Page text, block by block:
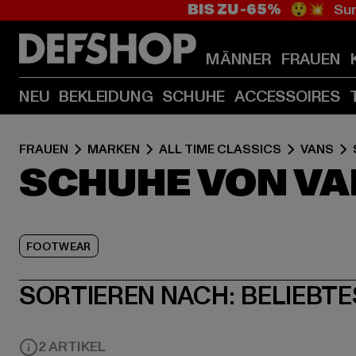
BIS ZU -65% 😲💥
MÄNNER FRAUEN
NEU BEKLEIDUNG SCHUHE ACCESSOIRES
FRAUEN MARKEN ALL TIME CLASSICS VANS
SCHUHE VON
FOOTWEAR
SORTIEREN NACH:
2 ARTIKEL